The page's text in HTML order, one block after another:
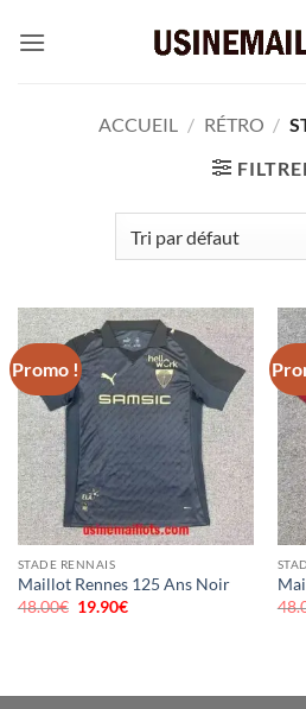
ACCUEIL / RÉTRO /
Promo !
STADE RENNAIS
Maillot Rennes 125 Ans Noir
48.00€ Le
19.90€Le